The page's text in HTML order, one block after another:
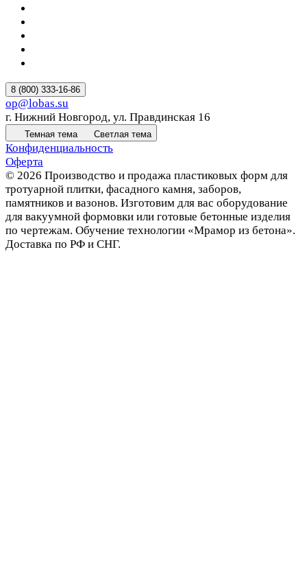
8 (800) 333-16-86
op@lobas.su
г. Нижний Новгород, ул. Правдинская 16
Темная тема Светлая тема
Конфиденциальность
Оферта
© 2026 Производство и продажа пластиковых форм для
тротуарной плитки, фасадного камня, заборов,
памятников и вазонов. Изготовим для вас оборудование
для вакуумной формовки или готовые бетонные изделия
по чертежам. Обучение технологии «Мрамор из бетона».
Доставка по РФ и СНГ.